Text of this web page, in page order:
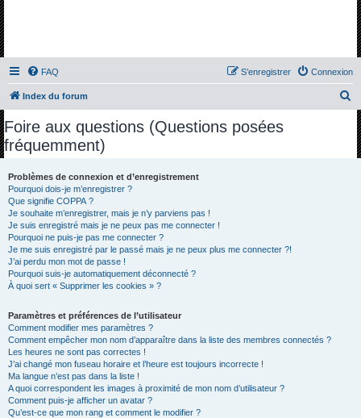
FAQ Connexion
S’enregistrer
Index du forum
Foire aux questions (Questions posées
fréquemment)
Problèmes de connexion et d’enregistrement
Pourquoi dois-je m’enregistrer ?
Que signifie COPPA ?
Je souhaite m’enregistrer, mais je n’y parviens pas !
Je suis enregistré mais je ne peux pas me connecter !
Pourquoi ne puis-je pas me connecter ?
Je me suis enregistré par le passé mais je ne peux plus me connecter ?!
J’ai perdu mon mot de passe !
Pourquoi suis-je automatiquement déconnecté ?
À quoi sert « Supprimer les cookies » ?
Paramètres et préférences de l’utilisateur
Comment modifier mes paramètres ?
Comment empêcher mon nom d’apparaître dans la liste des membres connectés ?
Les heures ne sont pas correctes !
J’ai changé mon fuseau horaire et l’heure est toujours incorrecte !
Ma langue n’est pas dans la liste !
A quoi correspondent les images à proximité de mon nom d’utilisateur ?
Comment puis-je afficher un avatar ?
Qu’est-ce que mon rang et comment le modifier ?